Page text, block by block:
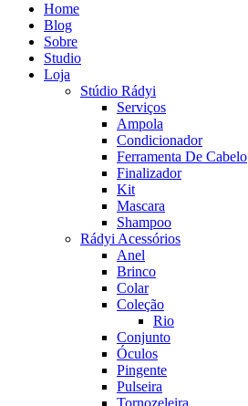
Home
Blog
Sobre
Studio
Loja
Stúdio Rádyi
Serviços
Ampola
Condicionador
Ferramenta De Cabelo
Finalizador
Kit
Mascara
Shampoo
Rádyi Acessórios
Anel
Brinco
Colar
Coleção
Rio
Conjunto
Óculos
Pingente
Pulseira
Tornozeleira